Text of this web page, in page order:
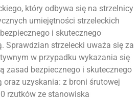
który odbywa się na strzelnicy
umiejętności strzeleckich
i skutecznego
Sprawdzian strzelecki uważa się za
w przypadku wykazania się
zasad bezpiecznego i skutecznego
oraz uzyskania: z broni śrutowej
rzutków ze stanowiska